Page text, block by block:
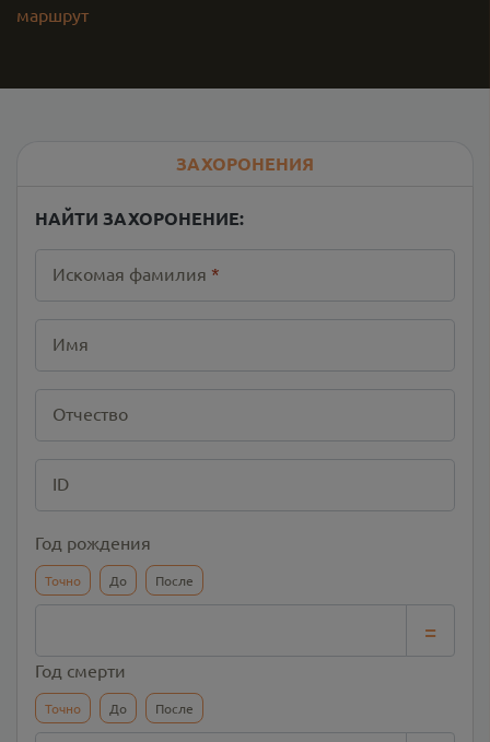
маршрут
ЗАХОРОНЕНИЯ
НАЙТИ ЗАХОРОНЕНИЕ:
Искомая фамилия *
Имя
Отчество
ID
Год рождения
Точно До После
=
Год смерти
Точно До После